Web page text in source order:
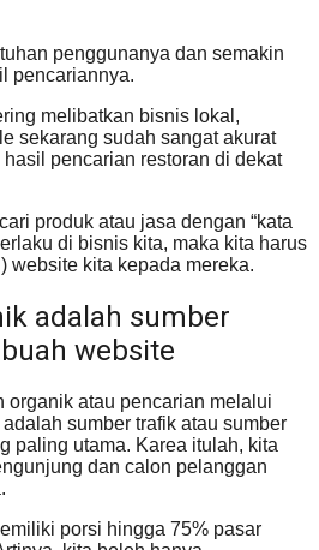
penggunanya dan semakin
pencariannya.
melibatkan bisnis lokal,
sekarang sudah sangat akurat
pencarian restoran di dekat
produk atau jasa dengan “kata
di bisnis kita, maka kita harus
website kita kepada mereka.
adalah sumber
website
organik atau pencarian melalui
sumber trafik atau sumber
paling utama. Karea itulah, kita
dan calon pelanggan
porsi hingga 75% pasar